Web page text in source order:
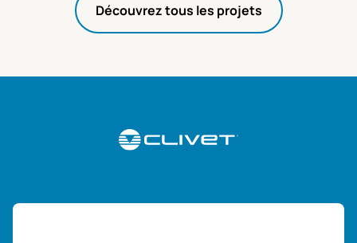
Découvrez tous les projets